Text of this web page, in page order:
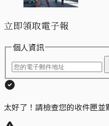
立即領取電子報
個人資訊
太好了！請檢查您的收件匣並